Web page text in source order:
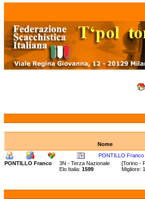
Nome
PONTILLO Franco
PONTILLO Franco
3N - Terza Nazionale [Torino -
Elo Italia: 1599 Migliore: